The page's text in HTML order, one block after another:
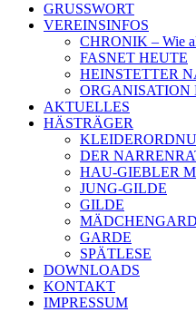
GRUSSWORT
VEREINSINFOS
CHRONIK – Wie
FASNET HEUTE
HEINSTETTER
ORGANISATION
AKTUELLES
HÄSTRÄGER
DER
HAU-GIEBLER
JUNG-GILDE
GILDE
GARDE
SPÄTLESE
DOWNLOADS
KONTAKT
IMPRESSUM